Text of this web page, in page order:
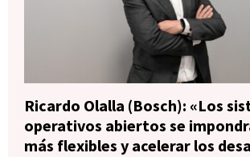
Ricardo Olalla (Bosch): «Los
operativos abiertos se
más flexibles y acelerar los